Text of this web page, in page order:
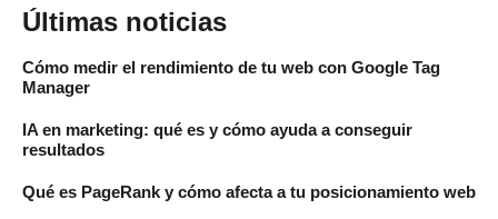
Últimas noticias
Cómo medir el rendimiento de tu web con Google Tag
Manager
IA en marketing: qué es y cómo ayuda a conseguir
resultados
Qué es PageRank y cómo afecta a tu posicionamiento web